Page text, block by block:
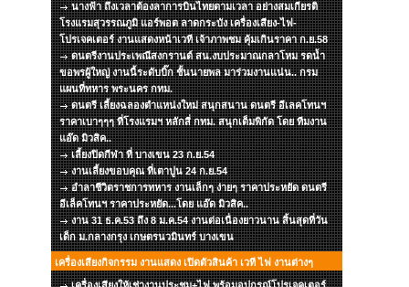
นางฟ้า ถึงเวลาต้องลาการบินไทยตามเวลา อย่างสมเกียรติ
โรงแรมสุวรรณภูมิ แอร์พอต ลาดกระบัง เครื่องเสียง-ไฟ-
โปรเจคเตอร์ งานแสดงหน้าเวที เจ้าภาพชม คุ้มเกินราคา ก.ย.58
ดนตรีงานประเพณีสงกรานต์ สน.งบประมาณกลาโหม รดน้ำ
ขอพรผู้ใหญ่ งานนี้ระดับบิ๊ก ชั้นนายพล มาร่วมงานแน่น.. กรม
แผนที่ทหาร พระนคร กทม.
ดนตรี เลี้ยงฉลองตำแหน่งใหม่ สนุกสนาน ดนตรี อีเลคโทนฯ
ราคาเบาๆๆๆ ที่โรงแรมฯ หลักสี่ กทม. สนุกเต็มพิกัด โดย ทีมงาน
แอ๊ด มิวสิค..
เลี้ยงปิดกีฬา ที่ บางเขน 23 ก.ย.54
งานเลี้ยงขอบคุณ ที่เตาปูน 24 ก.ย.54
อำลาชีวิตราชการทหาร งานเล็กๆ ง่ายๆ ราคาประหยัด ดนตรี
อีเล็คโทนฯ ราคาประหยัด...โดย แอ๊ด มิวสิค..
งาน 31 ธ.ค.53 ถึง 8 ม.ค.54 งานต่อเนื่องยาวนาน สิ้นสุดที่วัน
เด็ก ม.กลางกรุง เกษตรนวมินทร์ บางเขน
เครื่องเสียงกิจกรรม งานแสดง เปิดตัวสินค้า เวที ไฟ งานต่างๆ